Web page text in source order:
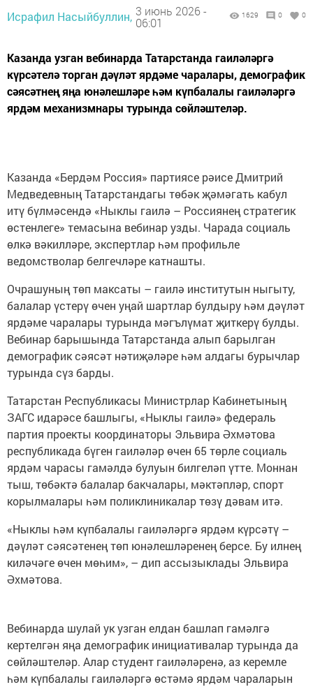
Исрафил Насыйбуллин, 3 июнь 2026 -
06:01
1629 0 0
Казанда узган вебинарда Татарстанда гаиләләргә
күрсәтелә торган дәүләт ярдәме чаралары, демографик
сәясәтнең яңа юнәлешләре һәм күпбалалы гаиләләргә
ярдәм механизмнары турында сөйләштеләр.
Казанда «Бердәм Россия» партиясе рәисе Дмитрий
Медведевның Татарстандагы төбәк җәмәгать кабул
итү бүлмәсендә «Ныклы гаилә – Россиянең стратегик
өстенлеге» темасына вебинар узды. Чарада социаль
өлкә вәкилләре, экспертлар һәм профильле
ведомстволар белгечләре катнашты.
Очрашуның төп максаты – гаилә институтын ныгыту,
балалар үстерү өчен уңай шартлар булдыру һәм дәүләт
ярдәме чаралары турында мәгълүмат җиткерү булды.
Вебинар барышында Татарстанда алып барылган
демографик сәясәт нәтиҗәләре һәм алдагы бурычлар
турында сүз барды.
Татарстан Республикасы Министрлар Кабинетының
ЗАГС идарәсе башлыгы, «Ныклы гаилә» федераль
партия проекты координаторы Эльвира Әхмәтова
республикада бүген гаиләләр өчен 65 төрле социаль
ярдәм чарасы гамәлдә булуын билгеләп үтте. Моннан
тыш, төбәктә балалар бакчалары, мәктәпләр, спорт
корылмалары һәм поликлиникалар төзү дәвам итә.
«Ныклы һәм күпбалалы гаиләләргә ярдәм күрсәтү –
дәүләт сәясәтенең төп юнәлешләренең берсе. Бу илнең
киләчәге өчен мөһим», – дип ассызыклады Эльвира
Әхмәтова.
Вебинарда шулай ук узган елдан башлап гамәлгә
кертелгән яңа демографик инициативалар турында да
сөйләштеләр. Алар студент гаиләләренә, аз керемле
һәм күпбалалы гаиләләргә өстәмә ярдәм чараларын